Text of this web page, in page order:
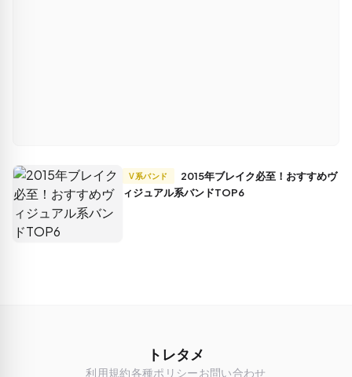
V系バンド
ィジュアル系バンドTOP6
トレタメ
利用規約各種ポリシーお問い合わせ